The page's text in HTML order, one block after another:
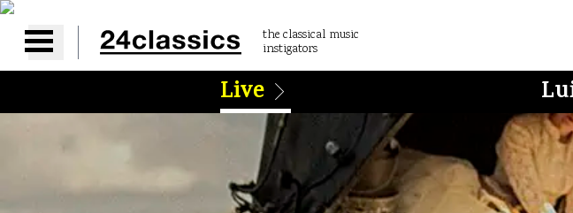
Open main menu
the classical music
instigators
Live